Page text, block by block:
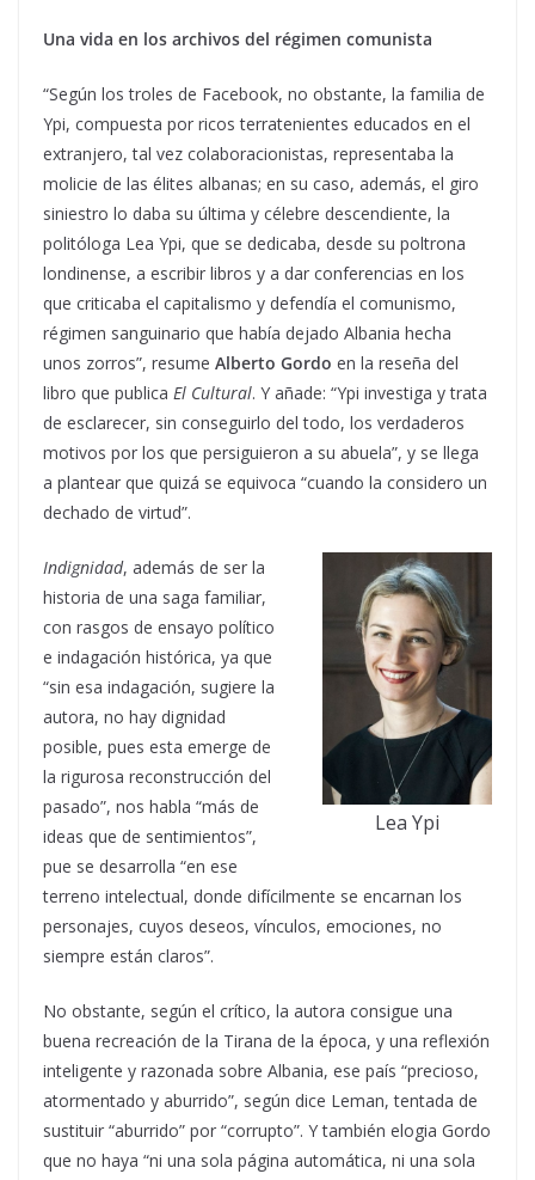
Una vida en los archivos del régimen comunista
“Según los troles de Facebook, no obstante, la familia de
Ypi, compuesta por ricos terratenientes educados en el
extranjero, tal vez colaboracionistas, representaba la
molicie de las élites albanas; en su caso, además, el giro
siniestro lo daba su última y célebre descendiente, la
politóloga Lea Ypi, que se dedicaba, desde su poltrona
londinense, a escribir libros y a dar conferencias en los
que criticaba el capitalismo y defendía el comunismo,
régimen sanguinario que había dejado Albania hecha
unos zorros”, resume Alberto Gordo en la reseña del
libro que publica El Cultural. Y añade: “Ypi investiga y trata
de esclarecer, sin conseguirlo del todo, los verdaderos
motivos por los que persiguieron a su abuela”, y se llega
a plantear que quizá se equivoca “cuando la considero un
dechado de virtud”.
Lea Ypi
Indignidad, además de ser la
historia de una saga familiar,
con rasgos de ensayo político
e indagación histórica, ya que
“sin esa indagación, sugiere la
autora, no hay dignidad
posible, pues esta emerge de
la rigurosa reconstrucción del
pasado”, nos habla “más de
ideas que de sentimientos”,
pue se desarrolla “en ese
terreno intelectual, donde difícilmente se encarnan los
personajes, cuyos deseos, vínculos, emociones, no
siempre están claros”.
No obstante, según el crítico, la autora consigue una
buena recreación de la Tirana de la época, y una reflexión
inteligente y razonada sobre Albania, ese país “precioso,
atormentado y aburrido”, según dice Leman, tentada de
sustituir “aburrido” por “corrupto”. Y también elogia Gordo
que no haya “ni una sola página automática, ni una sola